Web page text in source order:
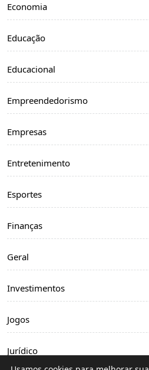
Economia
Educação
Educacional
Empreendedorismo
Empresas
Entretenimento
Esportes
Finanças
Geral
Investimentos
Jogos
Jurídico